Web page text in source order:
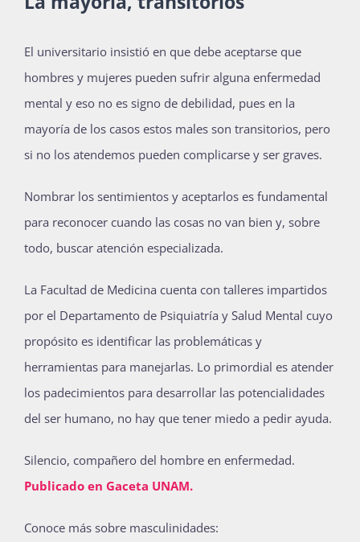
El universitario insistió en que debe aceptarse que
hombres y mujeres pueden sufrir alguna enfermedad
mental y eso no es signo de debilidad, pues en la
mayoría de los casos estos males son transitorios, pero
si no los atendemos pueden complicarse y ser graves.
Nombrar los sentimientos y aceptarlos es fundamental
para reconocer cuando las cosas no van bien y, sobre
todo, buscar atención especializada.
La Facultad de Medicina cuenta con talleres impartidos
por el Departamento de Psiquiatría y Salud Mental cuyo
propósito es identificar las problemáticas y
herramientas para manejarlas. Lo primordial es atender
los padecimientos para desarrollar las potencialidades
del ser humano, no hay que tener miedo a pedir ayuda.
Silencio, compañero del hombre en enfermedad.
Publicado en Gaceta UNAM.
Conoce más sobre masculinidades: